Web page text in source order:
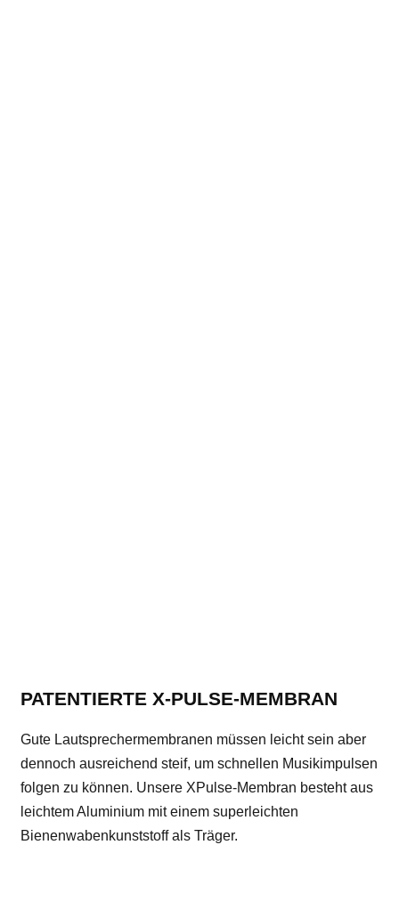
PATENTIERTE X-PULSE-MEMBRAN
Gute Lautsprechermembranen müssen leicht sein aber
dennoch ausreichend steif, um schnellen Musikimpulsen
folgen zu können. Unsere XPulse-Membran besteht aus
leichtem Aluminium mit einem superleichten
Bienenwabenkunststoff als Träger.